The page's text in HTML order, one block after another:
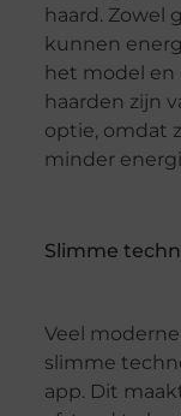
haard. Zowel
kunnen
het model en
haarden zijn
optie, omdat
minder
Slimme
Veel
slimme
app. Dit